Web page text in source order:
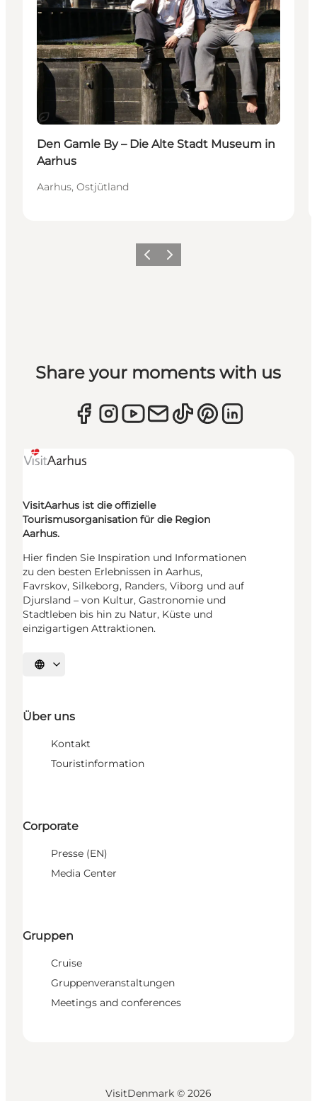
Nachhaltig
Den Gamle By – Die Alte Stadt Museum in
Aarhus
Aarhus, Ostjütland
ZurückWeiter
Share your moments with us
VisitAarhus ist die offizielle
Tourismusorganisation für die Region
Aarhus.
Hier finden Sie Inspiration und Informationen
zu den besten Erlebnissen in Aarhus,
Favrskov, Silkeborg, Randers, Viborg und auf
Djursland – von Kultur, Gastronomie und
Stadtleben bis hin zu Natur, Küste und
einzigartigen Attraktionen.
Sprache auswählen
Über uns
Kontakt
Touristinformation
Corporate
Presse (EN)
Media Center
Gruppen
Cruise
Gruppenveranstaltungen
Meetings and conferences
VisitDenmark © 2026